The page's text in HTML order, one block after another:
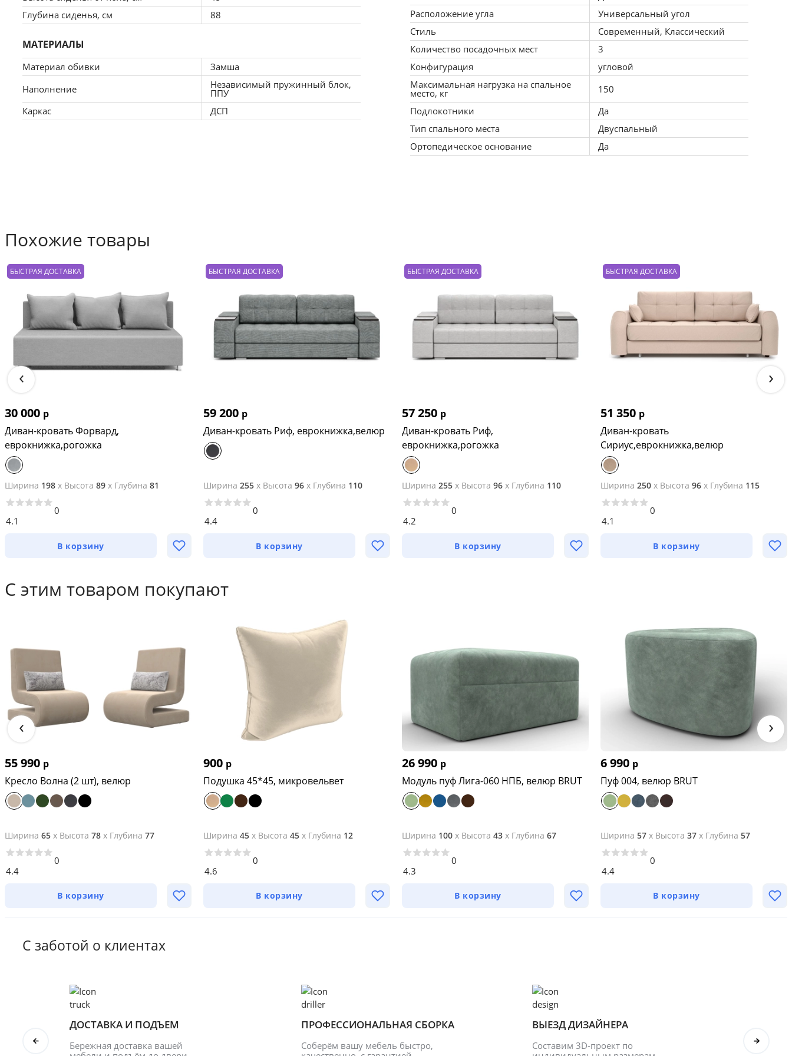
Глубина сиденья, см
88
МАТЕРИАЛЫ
Материал обивки
Замша
Наполнение
Независимый пружинный блок,
ППУ
Каркас
ДСП
Расположение угла
Универсальный угол
Стиль
Современный, Классический
Количество посадочных мест
3
Конфигурация
угловой
Максимальная нагрузка на спальное
место, кг
150
Подлокотники
Да
Тип спального места
Двуспальный
Ортопедическое основание
Да
Похожие товары
БЫСТРАЯ ДОСТАВКА
30 000 р
Диван-кровать Форвард,
еврокнижка,рогожка
Ширина 198 x Высота 89 x Глубина 81
4.1
0
В корзину
БЫСТРАЯ ДОСТАВКА
59 200 р
Диван-кровать Риф, еврокнижка,велюр
Ширина 255 x Высота 96 x Глубина 110
4.4
0
В корзину
БЫСТРАЯ ДОСТАВКА
57 250 р
Диван-кровать Риф,
еврокнижка,рогожка
Ширина 255 x Высота 96 x Глубина 110
4.2
0
В корзину
БЫСТРАЯ ДОСТАВКА
51 350 р
Диван-кровать
Сириус,еврокнижка,велюр
Ширина 250 x Высота 96 x Глубина 115
4.1
0
В корзину
‹ ›
С этим товаром покупают
55 990 р
Кресло Волна (2 шт), велюр
Ширина 65 x Высота 78 x Глубина 77
4.4
0
В корзину
900 р
Подушка 45*45, микровельвет
Ширина 45 x Высота 45 x Глубина 12
4.6
0
В корзину
26 990 р
Модуль пуф Лига-060 НПБ, велюр BRUT
Ширина 100 x Высота 43 x Глубина 67
4.3
0
В корзину
6 990 р
Пуф 004, велюр BRUT
Ширина 57 x Высота 37 x Глубина 57
4.4
0
В корзину
‹ ›
С заботой о клиентах
ДОСТАВКА И ПОДЪЕМ
Бережная доставка вашей
ПРОФЕССИОНАЛЬНАЯ СБОРКА
Соберём вашу мебель быстро,
ВЫЕЗД ДИЗАЙНЕРА
Составим 3D-проект по